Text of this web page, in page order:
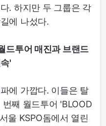
. 하지만 두 그룹은 각
에 나섰다.
드투어 매진과 브랜드
'
에 가깝다. 이들은 탈
째 월드투어 'BLOOD
울 KSPO돔에서 열린